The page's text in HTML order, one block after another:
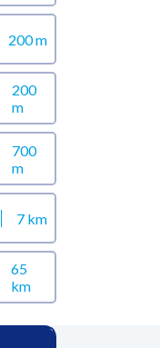
200 m
200
m
700
m
7 km
65
km